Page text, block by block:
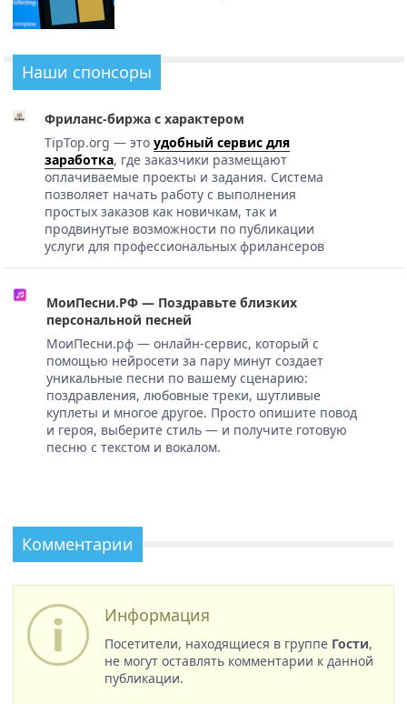
Наши спонсоры
Фриланс-биржа с характером
TipTop.org — это удобный сервис для
заработка, где заказчики размещают
оплачиваемые проекты и задания. Система
позволяет начать работу с выполнения
простых заказов как новичкам, так и
продвинутые возможности по публикации
услуги для профессиональных фрилансеров
МоиПесни.РФ — Поздравьте близких
персональной песней
МоиПесни.рф — онлайн-сервис, который с
помощью нейросети за пару минут создает
уникальные песни по вашему сценарию:
поздравления, любовные треки, шутливые
куплеты и многое другое. Просто опишите повод
и героя, выберите стиль — и получите готовую
песню с текстом и вокалом.
Комментарии
Информация
Посетители, находящиеся в группе Гости,
не могут оставлять комментарии к данной
публикации.